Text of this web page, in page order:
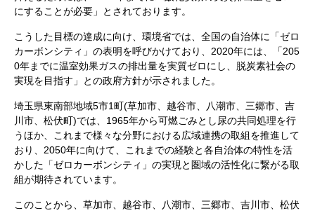
にすることが必要」とされております。
こうした目標の達成に向け、環境省では、全国の自治体に「ゼロ
カーボンシティ」の表明を呼びかけており、2020年には、「205
0年までに温室効果ガスの排出量を実質ゼロにし、脱炭素社会の
実現を目指す」との政府方針が示されました。
埼玉県東南部地域5市1町(草加市、越谷市、八潮市、三郷市、吉
川市、松伏町)では、1965年から可燃ごみとし尿の共同処理を行
うほか、これまで様々な分野における広域連携の取組を推進して
おり、2050年に向けて、これまでの経験と各自治体の特性を活
かした「ゼロカーボンシティ」の実現と圏域の活性化に繋がる取
組が期待されています。
このことから、草加市、越谷市、八潮市、三郷市、吉川市、松伏